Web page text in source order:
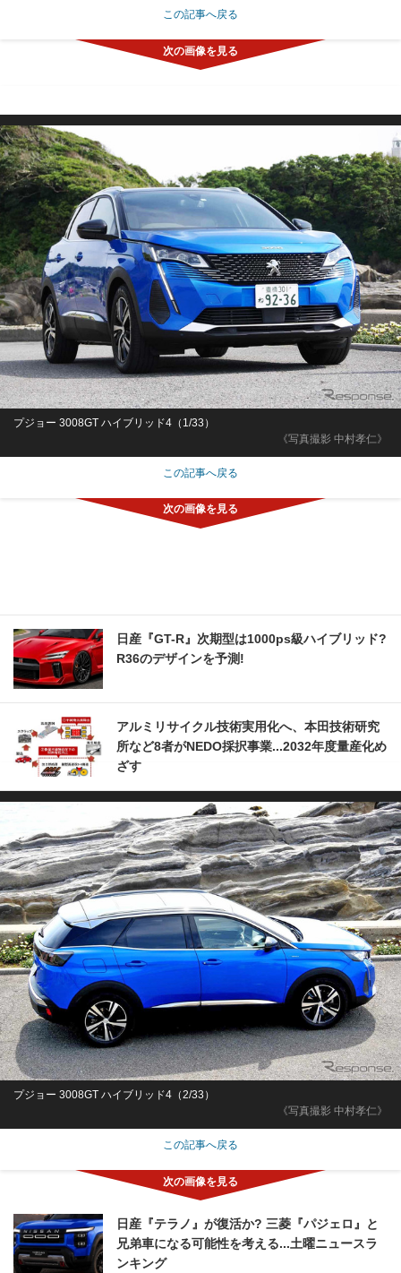
この記事へ戻る
《写真撮影 中村孝仁》
プジョー 3008GT ハイブリッド4（1/33）
この記事へ戻る
日産『GT-R』次期型は1000ps級ハイブリッド?
R36のデザインを予測!
アルミリサイクル技術実用化へ、本田技術研究
所など8者がNEDO採択事業...2032年度量産化め
ざす
《写真撮影 中村孝仁》
プジョー 3008GT ハイブリッド4（2/33）
この記事へ戻る
日産『テラノ』が復活か? 三菱『パジェロ』と
兄弟車になる可能性を考える...土曜ニュースラ
ンキング